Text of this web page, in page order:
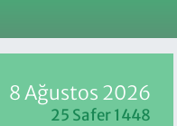
8 Ağustos 2026
25 Safer 1448